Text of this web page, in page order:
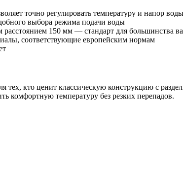
точно регулировать температуру и напор воды
выбора режима подачи воды
150 мм — стандарт для большинства
соответствующие европейским нормам
тех, кто ценит классическую конструкцию с
комфортную температуру без резких перепадов.